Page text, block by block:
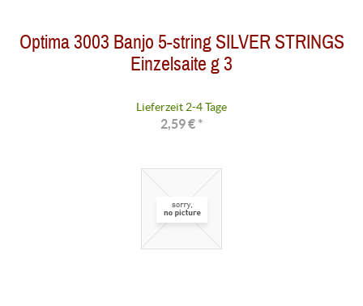
Optima 3003 Banjo 5-string SILVER STRINGS
Einzelsaite g 3
Lieferzeit 2-4 Tage
2,59 € *